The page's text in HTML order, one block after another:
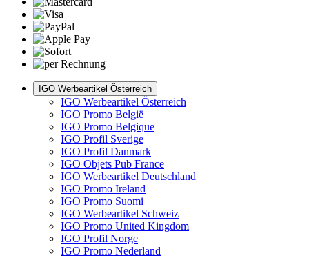
IGO Werbeartikel Österreich
IGO Werbeartikel Österreich
IGO Promo België
IGO Promo Belgique
IGO Profil Sverige
IGO Profil Danmark
IGO Objets Pub France
IGO Werbeartikel Deutschland
IGO Promo Ireland
IGO Promo Suomi
IGO Werbeartikel Schweiz
IGO Promo United Kingdom
IGO Profil Norge
IGO Promo Nederland